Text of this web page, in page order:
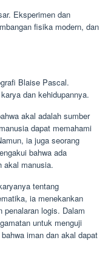
Eksperimen dan
fisika modern, dan
Blaise Pascal.
dan kehidupannya.
akal adalah sumber
dapat memahami
ia juga seorang
bahwa ada
akal manusia.
tentang
ia menekankan
penalaran logis. Dalam
untuk menguji
iman dan akal dapat